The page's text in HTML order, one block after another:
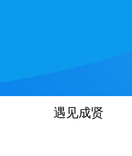
遇见成贤